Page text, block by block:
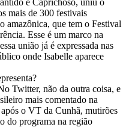
e Caprichoso, uniu o
mais de 300 festivais
amazônica, que tem o Festival
Esse é um marco na
união já é expressada nas
onde Isabelle aparece
Twitter, não da outra coisa, e
mais comentado na
o VT da Cunhã, mutirões
do programa na região